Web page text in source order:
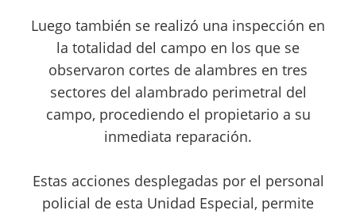
Luego también se realizó una inspección en
la totalidad del campo en los que se
observaron cortes de alambres en tres
sectores del alambrado perimetral del
campo, procediendo el propietario a su
inmediata reparación.
Estas acciones desplegadas por el personal
policial de esta Unidad Especial, permite